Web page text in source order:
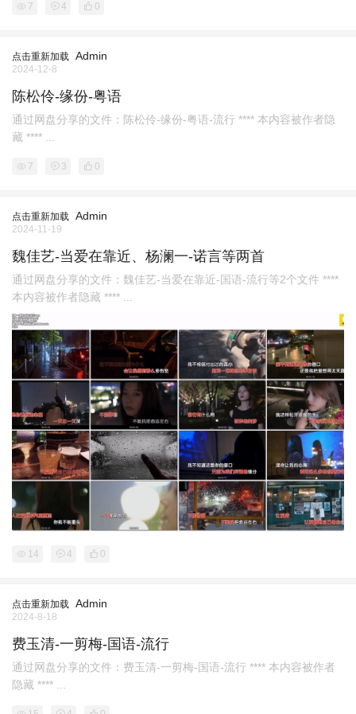
7 4 0
点击重新加载 Admin
2024-12-8
陈松伶-缘份-粤语
通过网盘分享的文件：陈松伶-缘份-粤语-流行 **** 本内容被作者隐
藏 **** ...
7 3 0
点击重新加载 Admin
2024-11-19
魏佳艺-当爱在靠近、杨澜一-诺言等两首
通过网盘分享的文件：魏佳艺-当爱在靠近-国语-流行等2个文件 ****
本内容被作者隐藏 **** ...
14 4 0
点击重新加载 Admin
2024-8-18
费玉清-一剪梅-国语-流行
通过网盘分享的文件：费玉清-一剪梅-国语-流行 **** 本内容被作者
隐藏 **** ...